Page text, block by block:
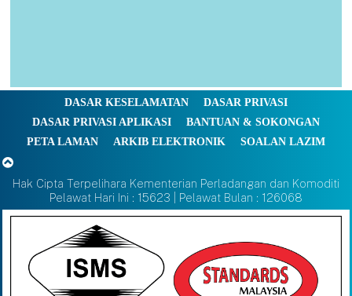
DASAR KESELAMATAN
DASAR PRIVASI
DASAR PRIVASI APLIKASI
BANTUAN & SOKONGAN
PETA LAMAN
ARKIB ELEKTRONIK SOALAN LAZIM
Hak Cipta Terpelihara Kementerian Perladangan dan Komoditi
Pelawat Hari Ini : 15623 | Pelawat Bulan : 126068